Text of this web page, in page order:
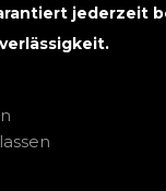
jederzeit